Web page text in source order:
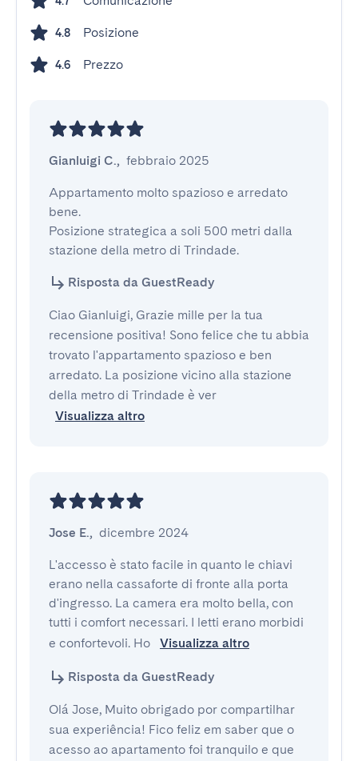
4.8 Posizione
4.6 Prezzo
Gianluigi C., febbraio 2025
Appartamento molto spazioso e arredato
bene.
Posizione strategica a soli 500 metri dalla
stazione della metro di Trindade.
Risposta da GuestReady
Ciao Gianluigi, Grazie mille per la tua
recensione positiva! Sono felice che tu abbia
trovato l'appartamento spazioso e ben
arredato. La posizione vicino alla stazione
della metro di Trindade è ver
Visualizza altro
Jose E., dicembre 2024
L'accesso è stato facile in quanto le chiavi
erano nella cassaforte di fronte alla porta
d'ingresso. La camera era molto bella, con
tutti i comfort necessari. I letti erano morbidi
e confortevoli. Ho
Visualizza altro
Risposta da GuestReady
Olá Jose, Muito obrigado por compartilhar
sua experiência! Fico feliz em saber que o
acesso ao apartamento foi tranquilo e que